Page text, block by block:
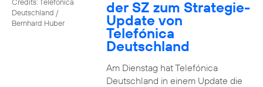
Deutschland /
Bernhard Huber
der SZ zum Strategie-
Update von
Telefónica
Deutschland
Am Dienstag hat Telefónica
Deutschland in einem Update die